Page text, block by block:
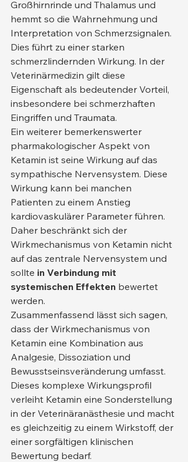
Großhirnrinde und Thalamus und
hemmt so die Wahrnehmung und
Interpretation von Schmerzsignalen.
Dies führt zu einer starken
schmerzlindernden Wirkung. In der
Veterinärmedizin gilt diese
Eigenschaft als bedeutender Vorteil,
insbesondere bei schmerzhaften
Eingriffen und Traumata.
Ein weiterer bemerkenswerter
pharmakologischer Aspekt von
Ketamin ist seine Wirkung auf das
sympathische Nervensystem. Diese
Wirkung kann bei manchen
Patienten zu einem Anstieg
kardiovaskulärer Parameter führen.
Daher beschränkt sich der
Wirkmechanismus von Ketamin nicht
auf das zentrale Nervensystem und
sollte in Verbindung mit
systemischen Effekten bewertet
werden.
Zusammenfassend lässt sich sagen,
dass der Wirkmechanismus von
Ketamin eine Kombination aus
Analgesie, Dissoziation und
Bewusstseinsveränderung umfasst.
Dieses komplexe Wirkungsprofil
verleiht Ketamin eine Sonderstellung
in der Veterinäranästhesie und macht
es gleichzeitig zu einem Wirkstoff, der
einer sorgfältigen klinischen
Bewertung bedarf.